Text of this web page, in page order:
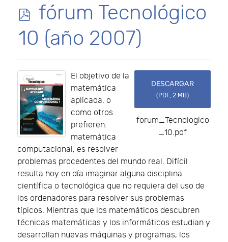
p
d
fórum Tecnológico
10 (año 2007)
DESCARGAR
(PDF, 2 MB)
forum_Tecnologico
_10.pdf
El objetivo de la
matemática
aplicada, o
como otros
prefieren:
matemática
computacional, es resolver
problemas procedentes del mundo real. Difícil
resulta hoy en día imaginar alguna disciplina
científica o tecnológica que no requiera del uso de
los ordenadores para resolver sus problemas
típicos. Mientras que los matemáticos descubren
técnicas matemáticas y los informáticos estudian y
desarrollan nuevas máquinas y programas, los